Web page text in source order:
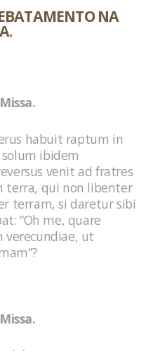
NA
habuit raptum in
ibidem
venit ad fratres
terra, qui non libenter
terram, si daretur sibi
“Oh me, quare
verecundiae, ut